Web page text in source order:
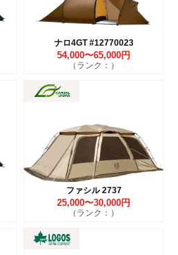
ナロ4GT #12770023
54,000〜65,000円
（ランク：）
ファシル 2737
25,000〜30,000円
（ランク：）